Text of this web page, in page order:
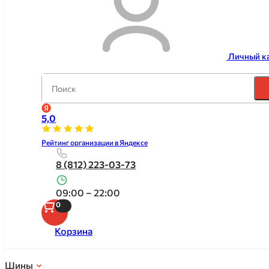
Личный
5,0
Рейтинг организации в Яндексе
8 (812) 223-03-73
09:00 – 22:00
0
Корзина
Шины